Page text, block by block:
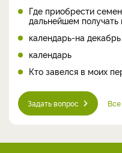
Где приобрести
дальнейшем
календарь-на
календарь
Кто завелся в моих
Задать вопрос